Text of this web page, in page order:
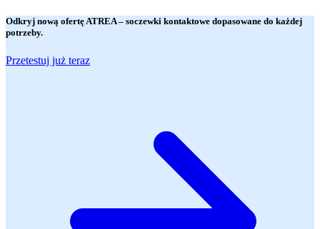
Odkryj nową ofertęATREA– soczewki kontaktowe dopasowane do każdej
potrzeby.
Przetestuj już teraz